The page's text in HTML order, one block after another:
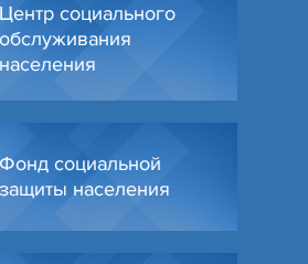
Центр социального
обслуживания
населения
Фонд социальной
защиты населения